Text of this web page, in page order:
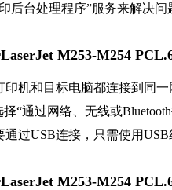
后台处理程序”服务来解决问
M253-M254
机和目标电脑都连接到同
“通过网络、无线或
过USB连接，只需使用
M253-M254